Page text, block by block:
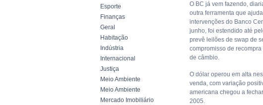
Esporte
Finanças
Geral
Habitação
Indústria
Internacional
Justiça
Meio Ambiente
Meio Ambiente
Mercado Imobiliário
O BC já vem fazendo,
outra ferramenta que
intervenções do Banco
junho, foi estendido até
prevê leilões de swap de
compromisso de
de câmbio.
O dólar operou em alta
venda, com variação
americana chegou a
2005.